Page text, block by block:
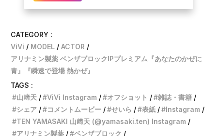
CATEGORY :
ViVi
MODEL
ACTOR
アリナミン製薬 ベンザブロックIPプレミアム『あなたのかぜに
青』『瞬速で登場 熱かぜ』
TAGS :
山﨑天
ViVi Instagram オフショット
雑誌・書籍
シェア
コメントムービー せいら 表紙
Instagram
TEN YAMASAKI 山﨑天 (@yamasaki.ten) Instagram
アリナミン製薬
ベンザブロック